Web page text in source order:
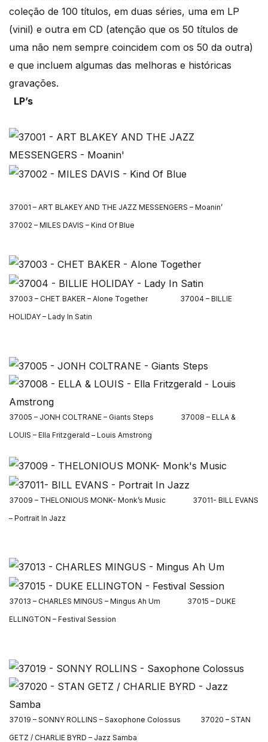
coleção de 100 títulos, em duas séries, uma em LP
(vinil) e outra em CD (atenção que os 50 títulos de
uma não nem sempre coincidem com os 50 da outra)
e que incluem algumas das melhoras e históricas
gravações.
LP’s
37001 – ART BLAKEY AND THE JAZZ MESSENGERS – Moanin’
37002 – MILES DAVIS – Kind Of Blue
37003 – CHET BAKER – Alone Together 37004 – BILLIE
HOLIDAY – Lady In Satin
37005 – JONH COLTRANE – Giants Steps 37008 – ELLA &
LOUIS – Ella Fritzgerald – Louis Amstrong
37009 – THELONIOUS MONK- Monk’s Music
37011- BILL EVANS
– Portrait In Jazz
37013 – CHARLES MINGUS – Mingus Ah Um
37015 – DUKE
ELLINGTON – Festival Session
37019 – SONNY ROLLINS – Saxophone Colossus 37020 – STAN
GETZ / CHARLIE BYRD – Jazz Samba